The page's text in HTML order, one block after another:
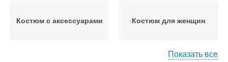
Костюм с аксессуарами Костюм для женщин
Показать все